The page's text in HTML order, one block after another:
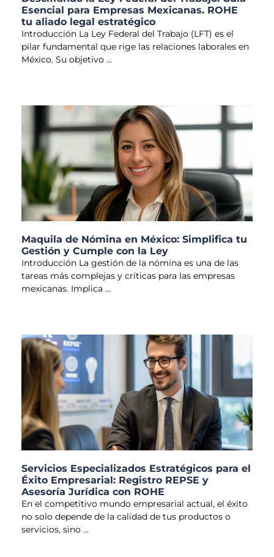
Esencial para Empresas Mexicanas. ROHE
tu aliado legal estratégico
Introducción La Ley Federal del Trabajo (LFT) es el
pilar fundamental que rige las relaciones laborales en
México. Su objetivo
Maquila de Nómina en México: Simplifica tu
Gestión y Cumple con la Ley
Introducción La gestión de la nómina es una de las
tareas más complejas y críticas para las empresas
mexicanas. Implica
Servicios Especializados Estratégicos para el
Éxito Empresarial: Registro REPSE y
Asesoría Jurídica con ROHE
En el competitivo mundo empresarial actual, el éxito
no solo depende de la calidad de tus productos o
servicios, sino